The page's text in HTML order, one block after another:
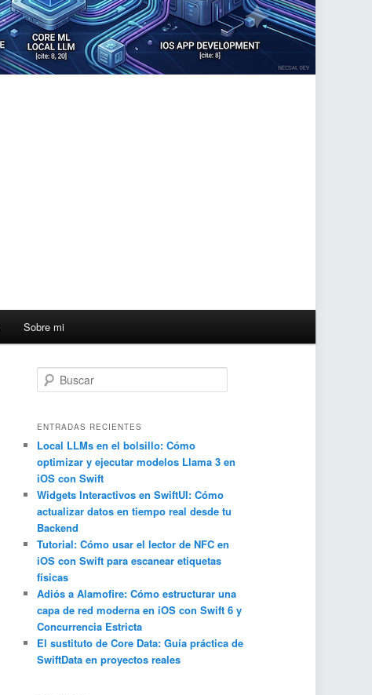
Sobre mi
u
c
a
r
ENTRADAS RECIENTES
Local LLMs en el bolsillo: Cómo
optimizar y ejecutar modelos Llama 3 en
iOS con Swift
Widgets Interactivos en SwiftUI: Cómo
actualizar datos en tiempo real desde tu
Backend
Tutorial: Cómo usar el lector de NFC en
iOS con Swift para escanear etiquetas
físicas
Adiós a Alamofire: Cómo estructurar una
capa de red moderna en iOS con Swift 6 y
Concurrencia Estricta
El sustituto de Core Data: Guía práctica de
SwiftData en proyectos reales